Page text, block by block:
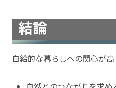
結論
自給的な暮らしへの関心が